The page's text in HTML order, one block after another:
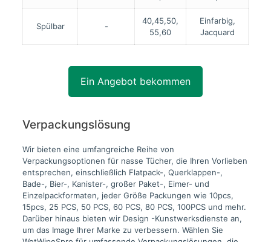
Spülbar -
40,45,50,
55,60
Einfarbig,
Jacquard
Ein Angebot bekommen
Verpackungslösung
Wir bieten eine umfangreiche Reihe von
Verpackungsoptionen für nasse Tücher, die Ihren Vorlieben
entsprechen, einschließlich Flatpack-, Querklappen-,
Bade-, Bier-, Kanister-, großer Paket-, Eimer- und
Einzelpackformaten, jeder Größe Packungen wie 10pcs,
15pcs, 25 PCS, 50 PCS, 60 PCS, 80 PCS, 100PCS und mehr.
Darüber hinaus bieten wir Design -Kunstwerksdienste an,
um das Image Ihrer Marke zu verbessern. Wählen Sie